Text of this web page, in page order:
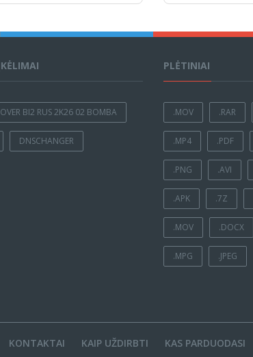
BI2 RUS 2K26 02 BOMBA
DNSCHANGER
PLĖTINIAI
.MOV .RAR
.MP4 .PDF
.PNG .AVI
.APK .7Z
.MOV .DOCX
.MPG .JPEG
KONTAKTAI KAIP UŽDIRBTI KAS PARDUODASI